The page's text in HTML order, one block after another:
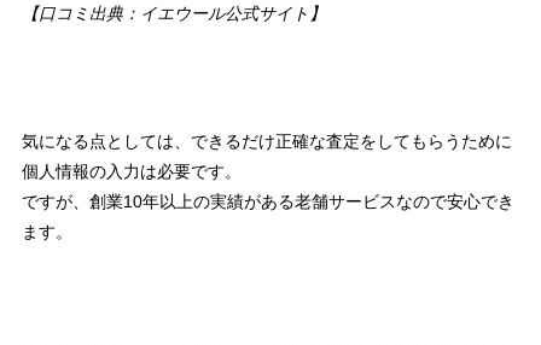
【口コミ出典：イエウール公式サイト】
気になる点としては、できるだけ正確な査定をしてもらうために
個人情報の入力は必要です。
ですが、創業10年以上の実績がある老舗サービスなので安心でき
ます。